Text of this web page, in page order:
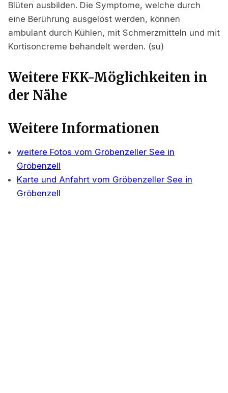
Blüten ausbilden. Die Symptome, welche durch
eine Berührung ausgelöst werden, können
ambulant durch Kühlen, mit Schmerzmitteln und mit
Kortisoncreme behandelt werden. (su)
Weitere FKK-Möglichkeiten in
der Nähe
Weitere Informationen
weitere Fotos vom Gröbenzeller See in
Gröbenzell
Karte und Anfahrt vom Gröbenzeller See in
Gröbenzell